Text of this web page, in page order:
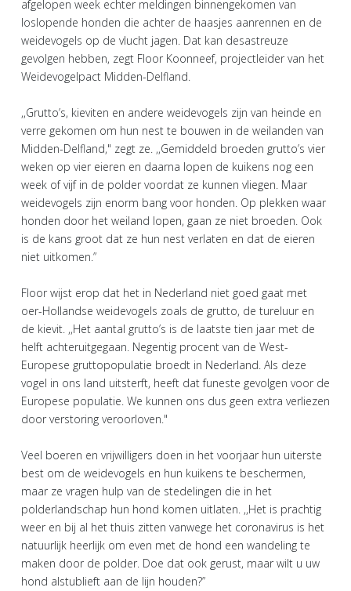
afgelopen week echter meldingen binnengekomen van
loslopende honden die achter de haasjes aanrennen en de
weidevogels op de vlucht jagen. Dat kan desastreuze
gevolgen hebben, zegt Floor Koonneef, projectleider van het
Weidevogelpact Midden-Delfland.
,,Grutto’s, kieviten en andere weidevogels zijn van heinde en
verre gekomen om hun nest te bouwen in de weilanden van
Midden-Delfland," zegt ze. ,,Gemiddeld broeden grutto’s vier
weken op vier eieren en daarna lopen de kuikens nog een
week of vijf in de polder voordat ze kunnen vliegen. Maar
weidevogels zijn enorm bang voor honden. Op plekken waar
honden door het weiland lopen, gaan ze niet broeden. Ook
is de kans groot dat ze hun nest verlaten en dat de eieren
niet uitkomen.”
Floor wijst erop dat het in Nederland niet goed gaat met
oer-Hollandse weidevogels zoals de grutto, de tureluur en
de kievit. ,,Het aantal grutto’s is de laatste tien jaar met de
helft achteruitgegaan. Negentig procent van de West-
Europese gruttopopulatie broedt in Nederland. Als deze
vogel in ons land uitsterft, heeft dat funeste gevolgen voor de
Europese populatie. We kunnen ons dus geen extra verliezen
door verstoring veroorloven."
Veel boeren en vrijwilligers doen in het voorjaar hun uiterste
best om de weidevogels en hun kuikens te beschermen,
maar ze vragen hulp van de stedelingen die in het
polderlandschap hun hond komen uitlaten. ,,Het is prachtig
weer en bij al het thuis zitten vanwege het coronavirus is het
natuurlijk heerlijk om even met de hond een wandeling te
maken door de polder. Doe dat ook gerust, maar wilt u uw
hond alstublieft aan de lijn houden?”